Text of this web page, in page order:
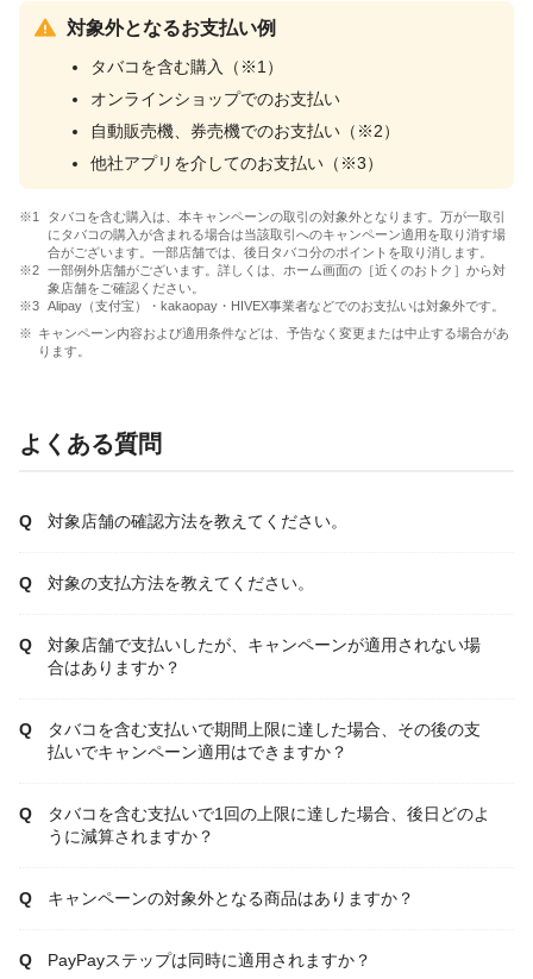
対象外となるお支払い例
タバコを含む購入（※1）
オンラインショップでのお支払い
自動販売機、券売機でのお支払い（※2）
他社アプリを介してのお支払い（※3）
タバコを含む購入は、本キャンペーンの取引の対象外となります。万が一取引
にタバコの購入が含まれる場合は当該取引へのキャンペーン適用を取り消す場
合がございます。一部店舗では、後日タバコ分のポイントを取り消します。
一部例外店舗がございます。詳しくは、ホーム画面の［近くのおトク］から対
象店舗をご確認ください。
Alipay（支付宝）・kakaopay・HIVEX事業者などでのお支払いは対象外です。
キャンペーン内容および適用条件などは、予告なく変更または中止する場合があ
ります。
よくある質問
対象店舗の確認方法を教えてください。
対象の支払方法を教えてください。
対象店舗で支払いしたが、キャンペーンが適用されない場
合はありますか？
タバコを含む支払いで期間上限に達した場合、その後の支
払いでキャンペーン適用はできますか？
タバコを含む支払いで1回の上限に達した場合、後日どのよ
うに減算されますか？
キャンペーンの対象外となる商品はありますか？
PayPayステップは同時に適用されますか？